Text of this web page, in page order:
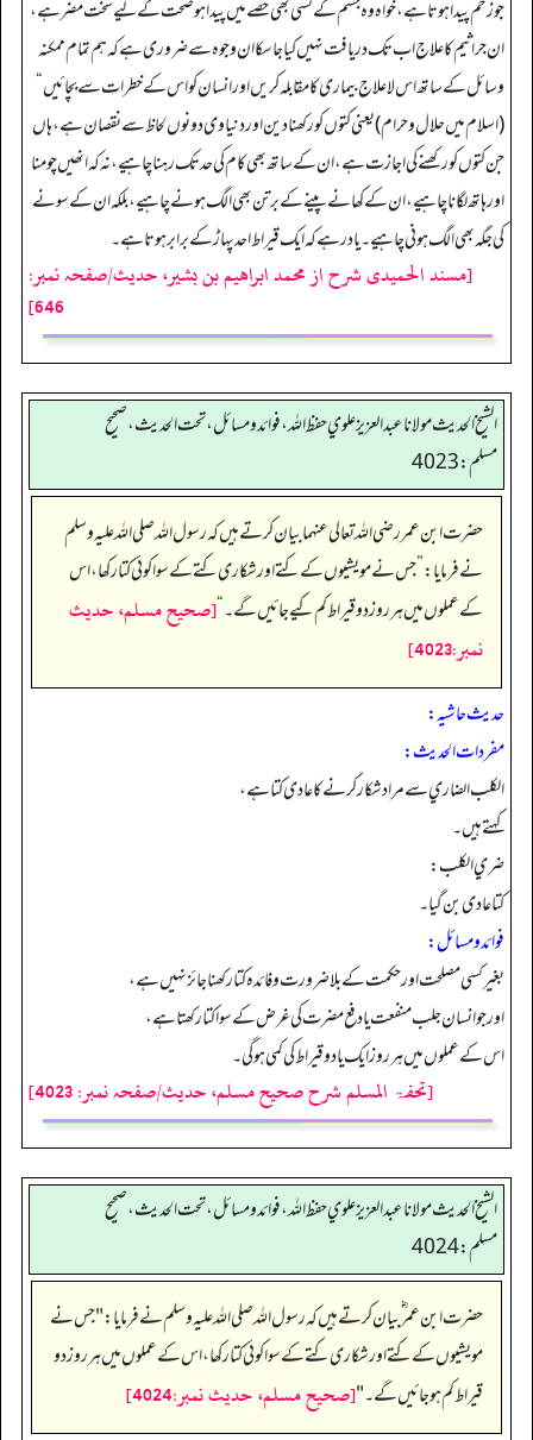
جو زخم پیدا ہوتا ہے، خواہ وہ جسم کے کسی بھی حصے میں پیدا ہو صحت کے لیے سخت مضر ہے،
ان جراثیم کا علاج اب تک دریافت نہیں کیا جا سکا ان وجوہ سے ضروری ہے کہ ہم تمام ممکنہ
وسائل کے ساتھ اس لاعلاج بیماری کا مقابلہ کریں اور انسان کو اس کے خطرات سے بچائیں“
(اسلام میں حلال وحرام) یعنی کتوں کو رکھنا دین اور دنیاوی دونوں لحاظ سے نقصان ہے، ہاں
جن کتوں کو رکھنے کی اجازت ہے، ان کے ساتھ بھی کام کی حد تک رہنا چاہیے، نہ کہ انھیں چومنا
اور ہاتھ لگانا چاہیے، ان کے کھانے پینے کے برتن بھی الگ ہونے چاہیے، بلکہ ان کے سونے
کی جگہ بھی الگ ہونی چاہیے۔ یاد رہے کہ ایک قیراط احد پہاڑ کے برابر ہوتا ہے۔
[مسند الحمیدی شرح از محمد ابراهيم بن بشير، حدیث/صفحہ نمبر:
646]
الشيخ الحديث مولانا عبدالعزيز علوي حفظ الله، فوائد و مسائل، تحت الحديث ، صحيح
مسلم: 4023
حضرت ابن عمر رضی اللہ تعالی عنہما بیان کرتے ہیں کہ رسول اللہ صلی اللہ علیہ وسلم
نے فرمایا:”جس نے مویشیوں کے کتے اور شکاری کتے کے سوا کوئی کتا رکھا، اس
کے عملوں میں ہر روز دو قیراط کم کیے جائیں گے۔“[صحيح مسلم، حديث
نمبر:4023]
حدیث حاشیہ:
مفردات الحدیث:
الكلب الضاري سے مراد شکار کرنے کا عادی کتا ہے،
کہتے ہیں۔
ضري الكلب:
کتا عادی بن گیا۔
فوائد ومسائل:
بغیر کسی مصلحت اور حکمت کے بلا ضرورت و فائدہ کتا رکھنا جائز نہیں ہے،
اور جو انسان جلب منفعت یا دفع مضرت کی غرض کے سوا کتا رکھتا ہے،
اس کے عملوں میں ہر روز ایک یا دو قیراط کی کمی ہو گی۔
[تحفۃ المسلم شرح صحیح مسلم، حدیث/صفحہ نمبر: 4023]
الشيخ الحديث مولانا عبدالعزيز علوي حفظ الله، فوائد و مسائل، تحت الحديث ، صحيح
مسلم: 4024
حضرت ابن عمر ؓ بیان کرتے ہیں کہ رسول اللہ صلی اللہ علیہ وسلم نے فرمایا: "جس نے
مویشیوں کے کتے اور شکاری کتے کے سوا کوئی کتا رکھا، اس کے عملوں میں ہر روز دو
قیراط کم ہو جائیں گے۔"[صحيح مسلم، حديث نمبر:4024]